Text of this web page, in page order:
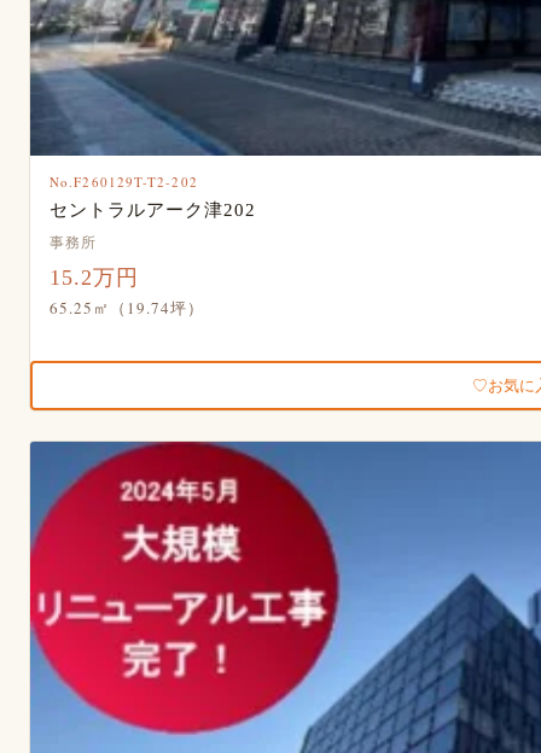
No.F260129T-T2-202
セントラルアーク津202
事務所
15.2万円
65.25㎡（19.74坪）
お気に